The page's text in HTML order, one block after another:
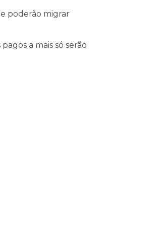
poderão migrar
a mais só serão